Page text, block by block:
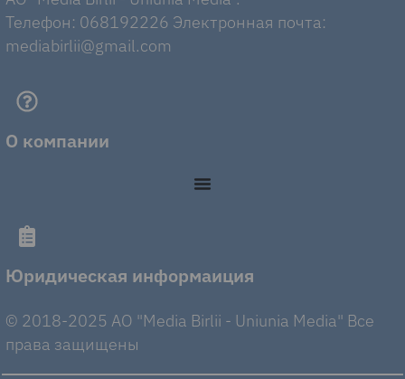
Телефон: 068192226 Электронная почта:
mediabirlii@gmail.com
О компании
Юридическая информаиция
© 2018-2025 AO "Media Birlii - Uniunia Media" Все
права защищены